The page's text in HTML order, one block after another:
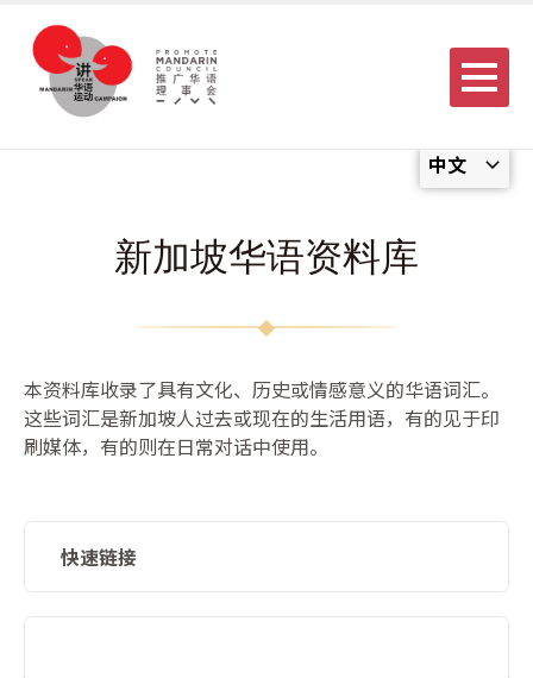
中文
Menu
新加坡华语资料库
本资料库收录了具有文化、历史或情感意义的华语词汇。
这些词汇是新加坡人过去或现在的生活用语，有的见于印
刷媒体，有的则在日常对话中使用。
快速链接